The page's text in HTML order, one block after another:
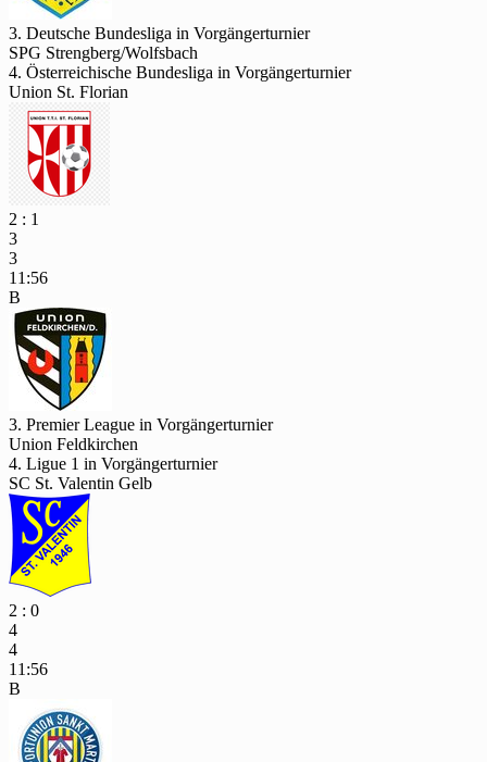
3. Deutsche Bundesliga in Vorgängerturnier
SPG Strengberg/Wolfsbach
4. Österreichische Bundesliga in Vorgängerturnier
Union St. Florian
2 : 1
3
3
11:56
B
3. Premier League in Vorgängerturnier
Union Feldkirchen
4. Ligue 1 in Vorgängerturnier
SC St. Valentin Gelb
2 : 0
4
4
11:56
B